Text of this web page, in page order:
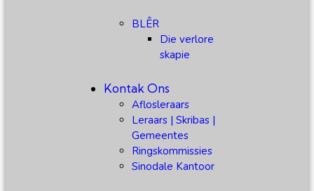
BLÊR
Die verlore
skapie
Kontak Ons
Aflosleraars
Leraars | Skribas |
Gemeentes
Ringskommissies
Sinodale Kantoor